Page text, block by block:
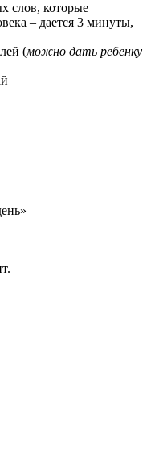
слов, которые
– дается 3 минуты,
(можно дать ребенку